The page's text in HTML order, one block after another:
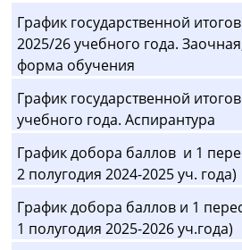
График государственной
2025/26 учебного года.
форма обучения
График государственной
учебного года. Аспирантура
График добора баллов и 1
2 полугодия 2024-2025 уч. года)
График добора баллов и 1
1 полугодия 2025-2026 уч.года)